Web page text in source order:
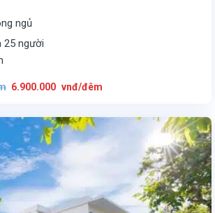
ngủ
25 người
gốc
vnđ/
đêm.
6.900.000 vnđ/đêmhiện
6.900.000